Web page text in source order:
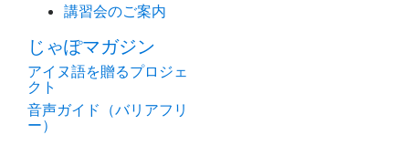
講習会のご案内
じゃぽマガジン
アイヌ語を贈るプロジェ
クト
音声ガイド（バリアフリ
ー）